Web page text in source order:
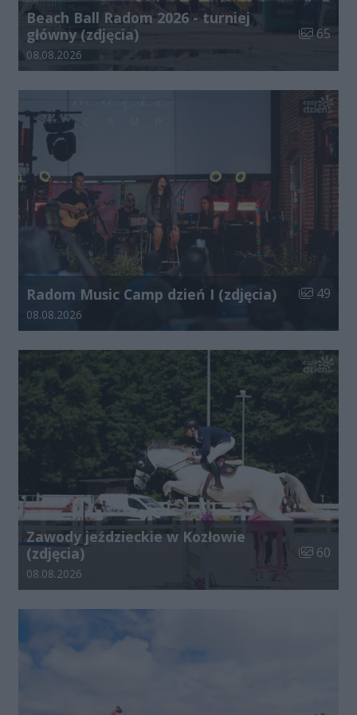
Beach Ball Radom 2026 - turniej
główny (zdjęcia)
Liczba
65
Data dodania galerii:
08.08.2026
Radom Music Camp dzień I (zdjęcia) Liczba
49
Data dodania galerii:
08.08.2026
Zawody jeździeckie w Kozłowie
(zdjęcia)
Liczba
60
Data dodania galerii:
08.08.2026